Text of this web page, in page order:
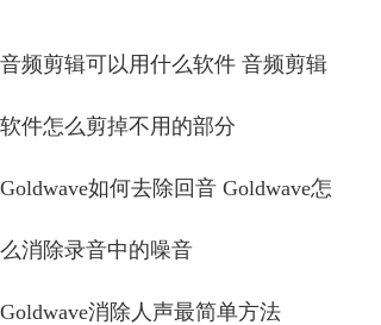
音频剪辑可以用什么软件 音频剪辑
软件怎么剪掉不用的部分
Goldwave如何去除回音 Goldwave怎
么消除录音中的噪音
Goldwave消除人声最简单方法